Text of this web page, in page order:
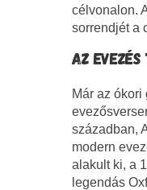
célvonalon.
sorrendjét a
AZ EVEZÉS
Már az
században,
modern
alakult ki, a
legendás